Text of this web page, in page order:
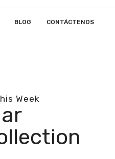
BLOG CONTÁCTENOS
Week